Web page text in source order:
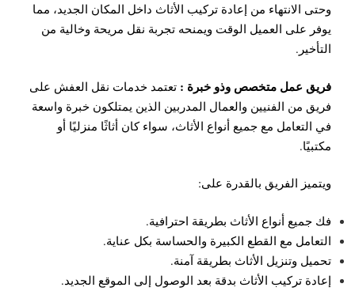
وحتى الانتهاء من إعادة تركيب الأثاث داخل المكان الجديد، مما
يوفر على العميل الوقت ويمنحه تجربة نقل مريحة وخالية من
التأخير.
فريق عمل متخصص وذو خبرة : تعتمد خدمات نقل العفش على
فريق من الفنيين والعمال المدربين الذين يمتلكون خبرة واسعة
في التعامل مع جميع أنواع الأثاث، سواء كان أثاثًا منزليًا أو
مكتبيًا.
ويتميز الفريق بالقدرة على:
فك جميع أنواع الأثاث بطريقة احترافية.
التعامل مع القطع الكبيرة والحساسة بكل عناية.
تحميل وتنزيل الأثاث بطريقة آمنة.
إعادة تركيب الأثاث بدقة بعد الوصول إلى الموقع الجديد.